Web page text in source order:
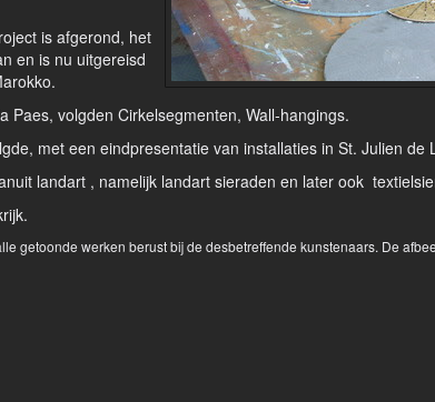
is afgerond, het
en is nu uitgereisd
Paes, volgden Cirkelsegmenten, Wall-hangings.
met een eindpresentatie van installaties in St. Julien de
landart , namelijk landart sieraden en later ook
getoonde werken berust bij de desbetreffende kunstenaars. De